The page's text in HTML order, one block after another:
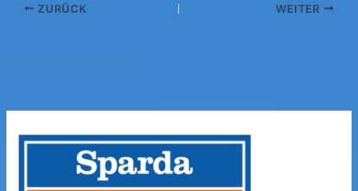
ZURÜCK WEITER